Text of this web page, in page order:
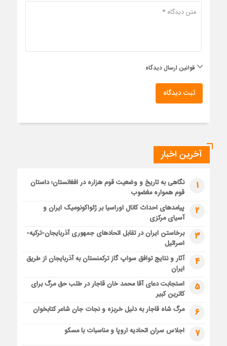
قوانین ارسال دیدگاه
ثبت دیدگاه
آخرین اخبار
1
نگاهی به تاریخ و وضعیت قوم هزاره در افغانستان؛ داستان
قوم همواره مغضوب
2
پیامدهای احداث کانال اوراسیا بر ژئواکونومیک ایران و
آسیای مرکزی
3
برخاستن ایران در تقابل اتحادهای جمهوری آذربایجان-ترکیه-
اسرائیل
4
آثار و نتایج توافق سواپ گاز ترکمنستان به آذربایجان از طریق
ایران
5
استجابت دعای آقا محمد خان قاجار در طلب حق مرگ برای
کاترین کبیر
6 مرگ شاه قاجار به دلیل خربزه و نجات جان شاعر کتابخوان
7 اجلاس سران اتحادیه اروپا و مناسبات با مسکو